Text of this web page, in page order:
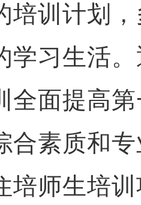
培训计划
学习生活
全面提高
合素质和
培师生培